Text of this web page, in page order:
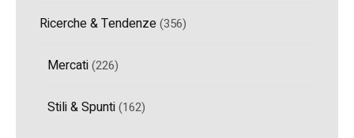
Ricerche & Tendenze(356)
Mercati(226)
Stili & Spunti(162)